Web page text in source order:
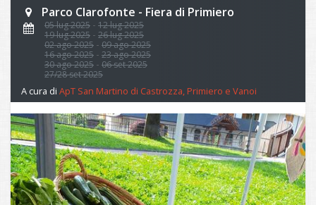
Parco Clarofonte - Fiera di Primiero
05 lug 2025
12 lug 2025
19 lug 2025
26 lug 2025
02 ago 2025
09 ago 2025
16 ago 2025
23 ago 2025
30 ago 2025
06 set 2025
27/28 set 2025
A cura di ApT San Martino di Castrozza, Primiero e Vanoi